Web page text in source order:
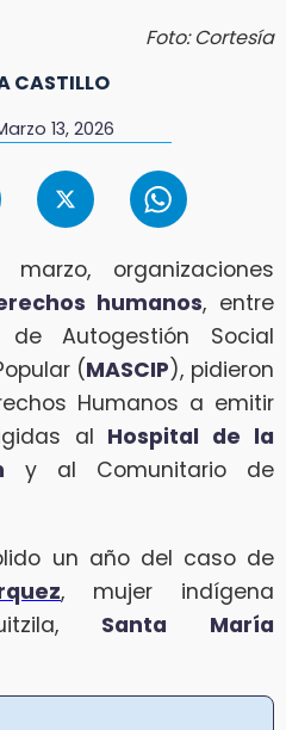
Foto: Cortesía
CASTILLO
13, 2026
organizaciones
humanos, entre
Autogestión Social
(MASCIP), pidieron
Humanos a emitir
al Hospital de la
y al Comunitario de
un año del caso de
, mujer indígena
Santa María